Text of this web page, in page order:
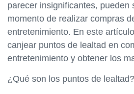
parecer insignificantes, pueden
momento de realizar compras
entretenimiento. En este
canjear puntos de lealtad en
entretenimiento y obtener los
¿Qué son los puntos de lealtad?